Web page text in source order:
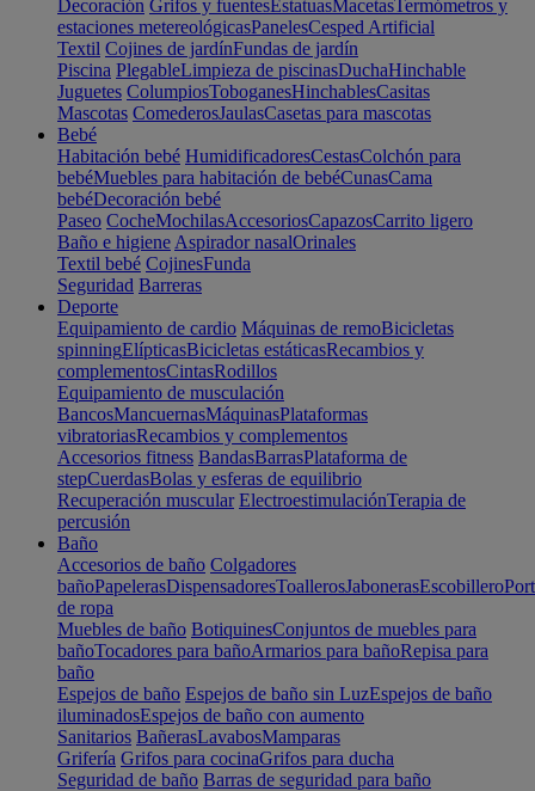
Decoración Grifos y fuentesEstatuasMacetasTermómetros y
estaciones metereológicasPanelesCesped Artificial
Textil Cojines de jardínFundas de jardín
Piscina PlegableLimpieza de piscinasDuchaHinchable
Juguetes ColumpiosToboganesHinchablesCasitas
Mascotas ComederosJaulasCasetas para mascotas
Bebé
Habitación bebé HumidificadoresCestasColchón para
bebéMuebles para habitación de bebéCunasCama
bebéDecoración bebé
Paseo CocheMochilasAccesoriosCapazosCarrito ligero
Baño e higiene Aspirador nasalOrinales
Textil bebé CojinesFunda
Seguridad Barreras
Deporte
Equipamiento de cardio Máquinas de remoBicicletas
spinningElípticasBicicletas estáticasRecambios y
complementosCintasRodillos
Equipamiento de musculación
BancosMancuernasMáquinasPlataformas
vibratoriasRecambios y complementos
Accesorios fitness BandasBarrasPlataforma de
stepCuerdasBolas y esferas de equilibrio
Recuperación muscular ElectroestimulaciónTerapia de
percusión
Baño
Accesorios de baño Colgadores
bañoPapelerasDispensadoresToallerosJabonerasEscobillero
de ropa
Muebles de baño BotiquinesConjuntos de muebles para
bañoTocadores para bañoArmarios para bañoRepisa para
baño
Espejos de baño Espejos de baño sin LuzEspejos de baño
iluminadosEspejos de baño con aumento
Sanitarios BañerasLavabosMamparas
Grifería Grifos para cocinaGrifos para ducha
Seguridad de baño Barras de seguridad para baño